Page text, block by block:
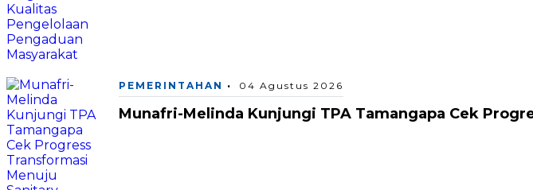
PEMERINTAHAN 04 Agustus 2026
Munafri-Melinda Kunjungi TPA Tamangapa Cek